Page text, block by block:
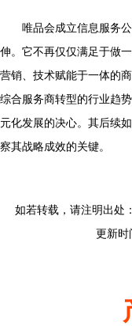
唯品会成立信息服务
伸。它不再仅仅满足于做
营销、技术赋能于一体的
综合服务商转型的行业趋
元化发展的决心。其后续
察其战略成效的关键。
如若转载，请注明出处
更新